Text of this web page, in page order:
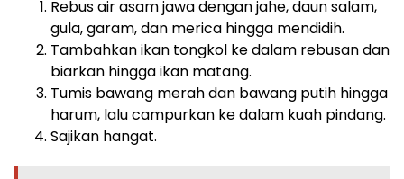
Rebus air asam jawa dengan jahe, daun salam,
gula, garam, dan merica hingga mendidih.
Tambahkan ikan tongkol ke dalam rebusan dan
biarkan hingga ikan matang.
Tumis bawang merah dan bawang putih hingga
harum, lalu campurkan ke dalam kuah pindang.
Sajikan hangat.